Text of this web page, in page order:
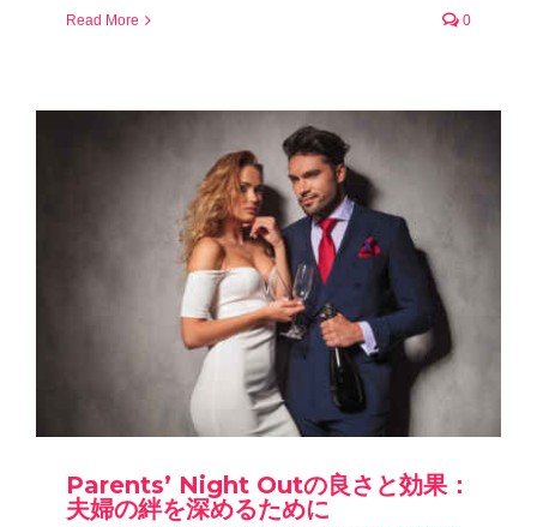
Read More 0
Parents’ Night Outの良さと効果：
夫婦の絆を深めるために